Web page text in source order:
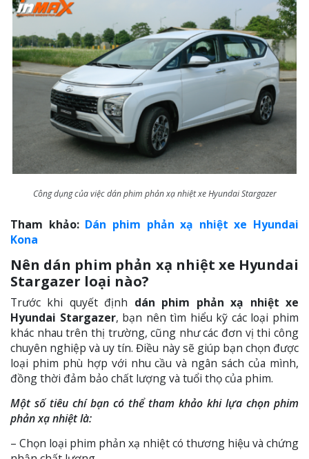
Công dụng của việc dán phim phản xạ nhiệt xe Hyundai Stargazer
Tham khảo: Dán phim phản xạ nhiệt xe Hyundai
Kona
Nên dán phim phản xạ nhiệt xe Hyundai
Stargazer loại nào?
Trước khi quyết định dán phim phản xạ nhiệt xe
Hyundai Stargazer, bạn nên tìm hiểu kỹ các loại phim
khác nhau trên thị trường, cũng như các đơn vị thi công
chuyên nghiệp và uy tín. Điều này sẽ giúp bạn chọn được
loại phim phù hợp với nhu cầu và ngân sách của mình,
đồng thời đảm bảo chất lượng và tuổi thọ của phim.
Một số tiêu chí bạn có thể tham khảo khi lựa chọn phim
phản xạ nhiệt là:
– Chọn loại phim phản xạ nhiệt có thương hiệu và chứng